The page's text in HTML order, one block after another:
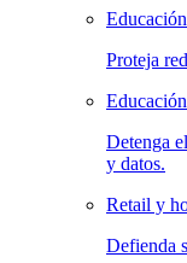
Proteja
Detenga
y datos.
Retail y
Defienda